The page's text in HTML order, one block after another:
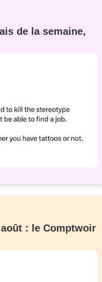
de la semaine,
: le Comptwoir